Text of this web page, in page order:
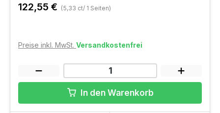
122,55 € (5,33 ct/ 1 Seiten)
Preise inkl. MwSt. Versandkostenfrei
In den Warenkorb